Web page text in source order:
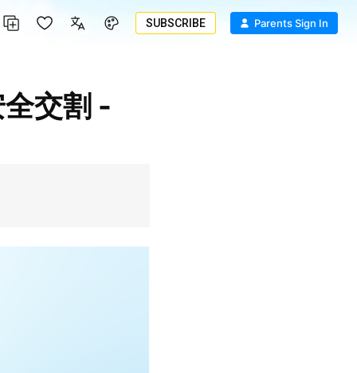
SUBSCRIBE Parents Sign In